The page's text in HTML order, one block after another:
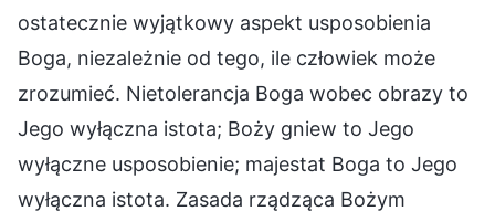
ostatecznie wyjątkowy aspekt usposobienia
Boga, niezależnie od tego, ile człowiek może
zrozumieć. Nietolerancja Boga wobec obrazy to
Jego wyłączna istota; Boży gniew to Jego
wyłączne usposobienie; majestat Boga to Jego
wyłączna istota. Zasada rządząca Bożym